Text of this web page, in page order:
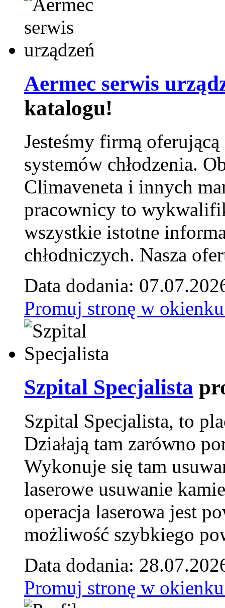
Aermec serwis
katalogu!
Jesteśmy firmą
systemów chłodzenia.
Climaveneta i innych
pracownicy to
wszystkie istotne
chłodniczych. Nasza
Data dodania:
Promuj stronę w
Szpital Specjalista
Szpital Specjalista, to
Działają tam zarówno
Wykonuje się tam
laserowe usuwanie
operacja laserowa jest
możliwość szybkiego
Data dodania:
Promuj stronę w